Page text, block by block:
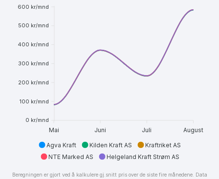
600 kr/mnd
500 kr/mnd
400 kr/mnd
300 kr/mnd
200 kr/mnd
100 kr/mnd
0 kr/mnd
Mai Juni Juli August
Agva Kraft Kilden Kraft AS
Kraftriket AS
NTE Marked AS
Helgeland Kraft Strøm AS
Beregningen er gjort ved å kalkulere gj.snitt pris over de siste fire månedene. Data